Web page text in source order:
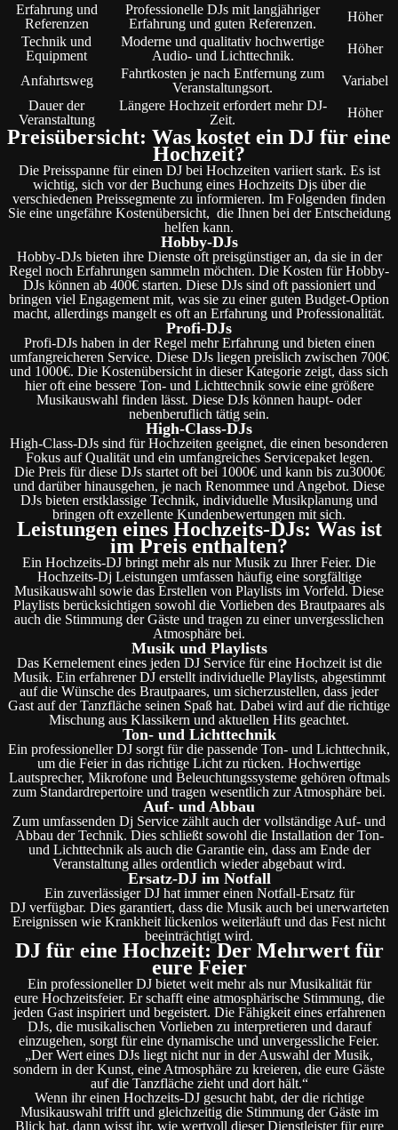
Erfahrung und
Referenzen
Professionelle DJs mit langjähriger
Erfahrung und guten Referenzen.
Höher
Technik und
Equipment
Moderne und qualitativ hochwertige
Audio- und Lichttechnik.
Höher
Anfahrtsweg
Fahrtkosten je nach Entfernung zum
Veranstaltungsort.
Variabel
Dauer der
Veranstaltung
Längere Hochzeit erfordert mehr DJ-
Zeit.
Höher
Preisübersicht: Was kostet ein DJ für eine
Hochzeit?
Die Preisspanne für einen DJ bei Hochzeiten variiert stark. Es ist
wichtig, sich vor der Buchung eines Hochzeits Djs über die
verschiedenen Preissegmente zu informieren. Im Folgenden finden
Sie eine ungefähre Kostenübersicht, die Ihnen bei der Entscheidung
helfen kann.
Hobby-DJs
Hobby-DJs bieten ihre Dienste oft preisgünstiger an, da sie in der
Regel noch Erfahrungen sammeln möchten. Die Kosten für Hobby-
DJs können ab 400€ starten. Diese DJs sind oft passioniert und
bringen viel Engagement mit, was sie zu einer guten Budget-Option
macht, allerdings mangelt es oft an Erfahrung und Professionalität.
Profi-DJs
Profi-DJs haben in der Regel mehr Erfahrung und bieten einen
umfangreicheren Service. Diese DJs liegen preislich zwischen 700€
und 1000€. Die Kostenübersicht in dieser Kategorie zeigt, dass sich
hier oft eine bessere Ton- und Lichttechnik sowie eine größere
Musikauswahl finden lässt. Diese DJs können haupt- oder
nebenberuflich tätig sein.
High-Class-DJs
High-Class-DJs sind für Hochzeiten geeignet, die einen besonderen
Fokus auf Qualität und ein umfangreiches Servicepaket legen.
Die Preis für diese DJs startet oft bei 1000€ und kann bis zu3000€
und darüber hinausgehen, je nach Renommee und Angebot. Diese
DJs bieten erstklassige Technik, individuelle Musikplanung und
bringen oft exzellente Kundenbewertungen mit sich.
Leistungen eines Hochzeits-DJs: Was ist
im Preis enthalten?
Ein Hochzeits-DJ bringt mehr als nur Musik zu Ihrer Feier. Die
Hochzeits-Dj Leistungen umfassen häufig eine sorgfältige
Musikauswahl sowie das Erstellen von Playlists im Vorfeld. Diese
Playlists berücksichtigen sowohl die Vorlieben des Brautpaares als
auch die Stimmung der Gäste und tragen zu einer unvergesslichen
Atmosphäre bei.
Musik und Playlists
Das Kernelement eines jeden DJ Service für eine Hochzeit ist die
Musik. Ein erfahrener DJ erstellt individuelle Playlists, abgestimmt
auf die Wünsche des Brautpaares, um sicherzustellen, dass jeder
Gast auf der Tanzfläche seinen Spaß hat. Dabei wird auf die richtige
Mischung aus Klassikern und aktuellen Hits geachtet.
Ton- und Lichttechnik
Ein professioneller DJ sorgt für die passende Ton- und Lichttechnik,
um die Feier in das richtige Licht zu rücken. Hochwertige
Lautsprecher, Mikrofone und Beleuchtungssysteme gehören oftmals
zum Standardrepertoire und tragen wesentlich zur Atmosphäre bei.
Auf- und Abbau
Zum umfassenden Dj Service zählt auch der vollständige Auf- und
Abbau der Technik. Dies schließt sowohl die Installation der Ton-
und Lichttechnik als auch die Garantie ein, dass am Ende der
Veranstaltung alles ordentlich wieder abgebaut wird.
Ersatz-DJ im Notfall
Ein zuverlässiger DJ hat immer einen Notfall-Ersatz für
DJ verfügbar. Dies garantiert, dass die Musik auch bei unerwarteten
Ereignissen wie Krankheit lückenlos weiterläuft und das Fest nicht
beeinträchtigt wird.
DJ für eine Hochzeit: Der Mehrwert für
eure Feier
Ein professioneller DJ bietet weit mehr als nur Musikalität für
eure Hochzeitsfeier. Er schafft eine atmosphärische Stimmung, die
jeden Gast inspiriert und begeistert. Die Fähigkeit eines erfahrenen
DJs, die musikalischen Vorlieben zu interpretieren und darauf
einzugehen, sorgt für eine dynamische und unvergessliche Feier.
„Der Wert eines DJs liegt nicht nur in der Auswahl der Musik,
sondern in der Kunst, eine Atmosphäre zu kreieren, die eure Gäste
auf die Tanzfläche zieht und dort hält.“
Wenn ihr einen Hochzeits-DJ gesucht habt, der die richtige
Musikauswahl trifft und gleichzeitig die Stimmung der Gäste im
Blick hat, dann wisst ihr, wie wertvoll dieser Dienstleister für eure